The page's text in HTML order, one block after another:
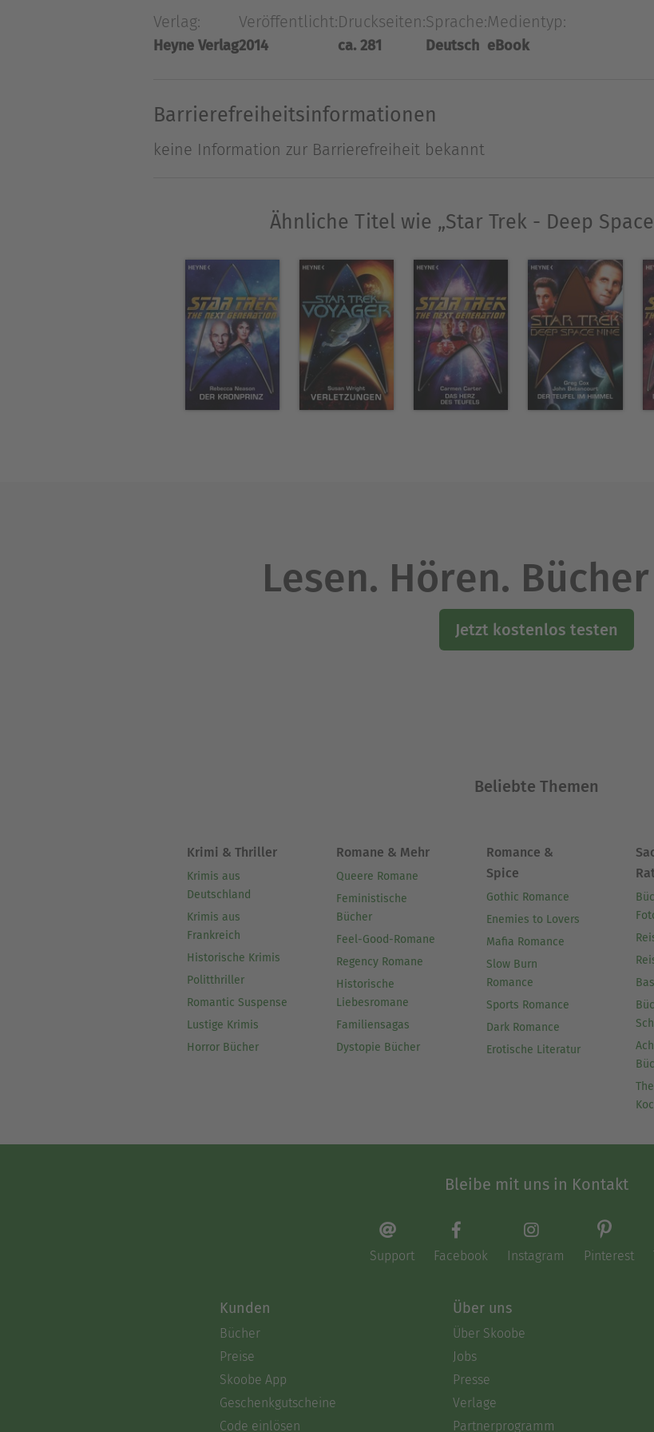
Intrigen und Gefahren eindringen. Wem kann er dabei vertrauen?
Verlag:
Heyne Verlag
Veröffentlicht:
2014
Druckseiten:
ca. 281
Sprache:
Deutsch
Medientyp:
eBook
Barrierefreiheitsinformationen
keine Information zur Barrierefreiheit bekannt
Ähnliche Titel wie „Star Trek - Deep
Lesen. Hören.
Jetzt kostenlos testen
Beliebte Themen
Krimi & Thriller
Krimis aus
Deutschland
Krimis aus
Frankreich
Historische Krimis
Politthriller
Romantic Suspense
Lustige Krimis
Horror Bücher
Romane & Mehr
Queere Romane
Feministische
Bücher
Feel-Good-Romane
Regency Romane
Historische
Liebesromane
Familiensagas
Dystopie Bücher
Romance &
Spice
Gothic Romance
Enemies to Lovers
Mafia Romance
Slow Burn
Romance
Sports Romance
Dark Romance
Erotische Literatur
Bleibe mit uns in Kontakt
Support Facebook Instagram Pinterest
Kunden
Bücher
Preise
Skoobe App
Geschenkgutscheine
Code einlösen
Über uns
Über Skoobe
Jobs
Presse
Verlage
Partnerprogramm